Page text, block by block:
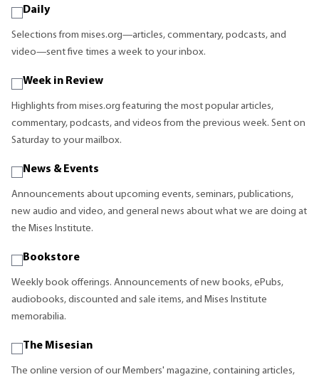
Daily
Selections from mises.org—articles, commentary, podcasts, and
video—sent five times a week to your inbox.
Week in Review
Highlights from mises.org featuring the most popular articles,
commentary, podcasts, and videos from the previous week. Sent on
Saturday to your mailbox.
News & Events
Announcements about upcoming events, seminars, publications,
new audio and video, and general news about what we are doing at
the Mises Institute.
Bookstore
Weekly book offerings. Announcements of new books, ePubs,
audiobooks, discounted and sale items, and Mises Institute
memorabilia.
The Misesian
The online version of our Members' magazine, containing articles,